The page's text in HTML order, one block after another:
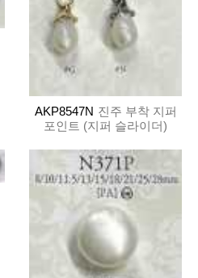
AKP8547N 진주 부착 지퍼
포인트 (지퍼 슬라이더)